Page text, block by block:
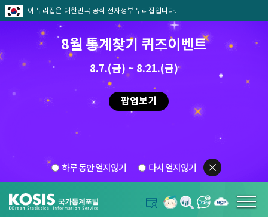
이 누리집은 대한민국 공식 전자정부 누리집입니다.
8월 통계찾기 퀴즈이벤트
8.7.(금) ~ 8.21.(금)
팝업보기
하루 동안 열지않기 다시 열지않기